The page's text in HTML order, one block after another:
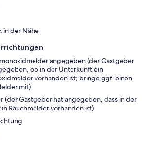
in der Nähe
angegeben (der Gastgeber
ob in der Unterkunft ein
vorhanden ist; bringe ggf. einen
mit)
(der Gastgeber hat angegeben, dass in der
Rauchmelder vorhanden ist)